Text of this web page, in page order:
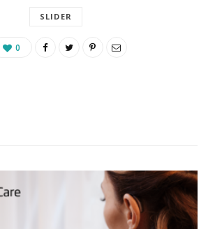
SLIDER
0